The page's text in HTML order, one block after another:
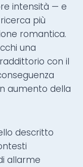
intensità — e
più
romantica.
una
con il
aumento della
descritto
allarme